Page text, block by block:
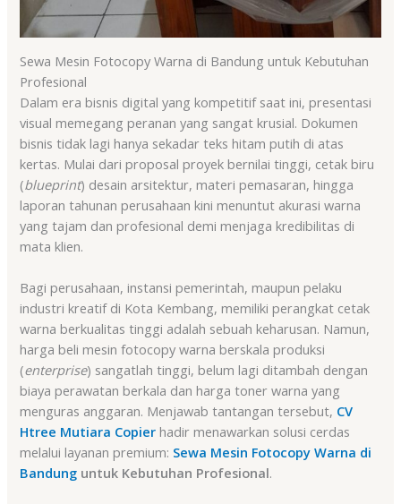
Sewa Mesin Fotocopy Warna di Bandung untuk Kebutuhan
Profesional
Dalam era bisnis digital yang kompetitif saat ini, presentasi
visual memegang peranan yang sangat krusial. Dokumen
bisnis tidak lagi hanya sekadar teks hitam putih di atas
kertas. Mulai dari proposal proyek bernilai tinggi, cetak biru
(blueprint) desain arsitektur, materi pemasaran, hingga
laporan tahunan perusahaan kini menuntut akurasi warna
yang tajam dan profesional demi menjaga kredibilitas di
mata klien.
Bagi perusahaan, instansi pemerintah, maupun pelaku
industri kreatif di Kota Kembang, memiliki perangkat cetak
warna berkualitas tinggi adalah sebuah keharusan. Namun,
harga beli mesin fotocopy warna berskala produksi
(enterprise) sangatlah tinggi, belum lagi ditambah dengan
biaya perawatan berkala dan harga toner warna yang
menguras anggaran. Menjawab tantangan tersebut, CV
Htree Mutiara Copier hadir menawarkan solusi cerdas
melalui layanan premium: Sewa Mesin Fotocopy Warna di
Bandung untuk Kebutuhan Profesional.